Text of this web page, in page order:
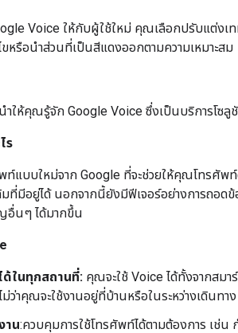
Voice ให้กับผู้ใช้ใหม่ คุณเลือกปรับแต่งเ
หรือนำส่วนที่เป็นสีแดงออกตามความเหมาะสม
ำให้คุณรู้จัก Google Voice ซึ่งเป็นบริการโซ
ร
ท์แบบใหม่จาก Google ที่จะช่วยให้คุณโทรศัพ
มที่มีอยู่ได้ นอกจากนี้ยังมีฟีเจอร์อย่างการถอด
อื่นๆ ได้มากขึ้น
ด้ในทุกสถานที่: คุณจะใช้ Voice ได้ทั้งจากสมา
าคุณจะใช้งานอยู่ที่บ้านหรือในระหว่างเดินทาง
าน:ควบคุมการใช้โทรศัพท์ได้ตามต้องการ เช่น